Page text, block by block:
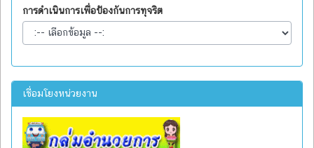
การดำเนินการเพื่อป้องกันการทุจริต
เชื่อมโยงหน่วยงาน